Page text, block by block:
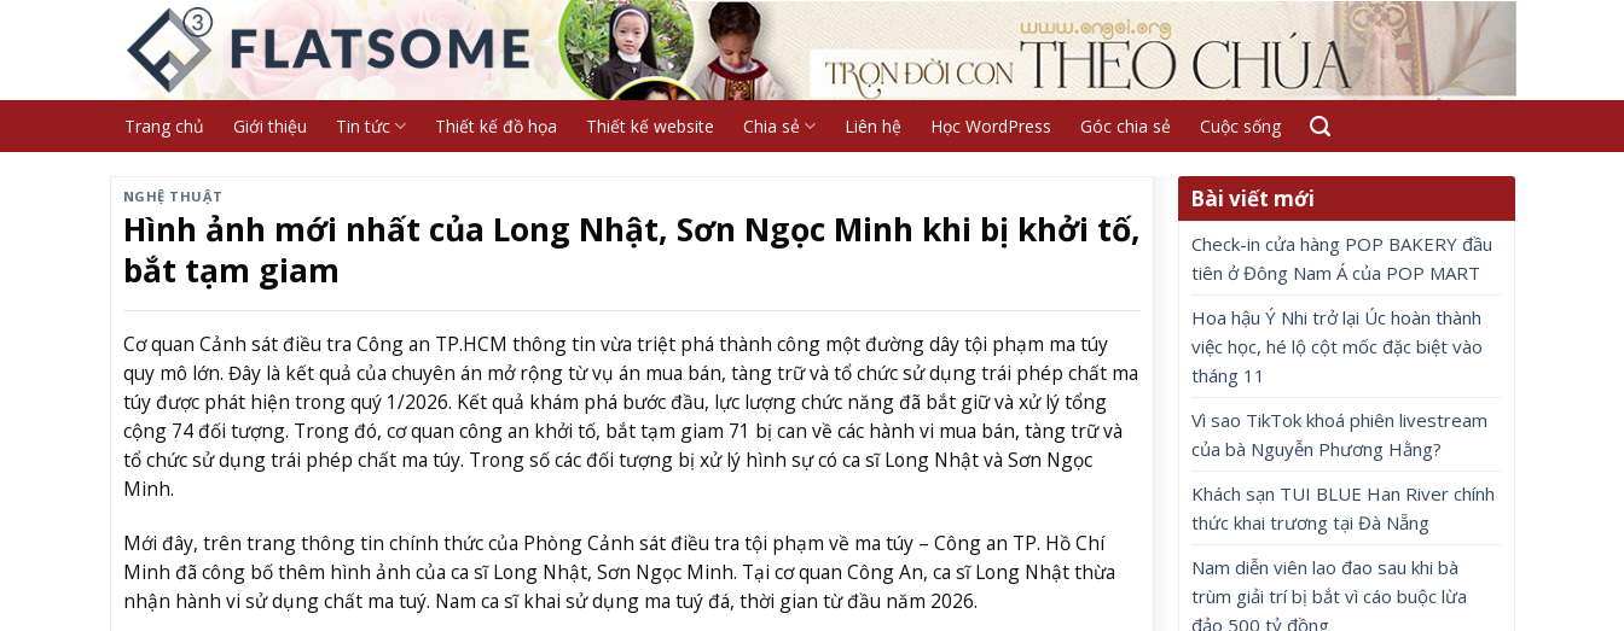
Trang chủ Giới thiệu Tin tức Thiết kế đồ họa Thiết kế website Chia sẻ Liên hệ Học WordPress Góc chia sẻ Cuộc sống
NGHỆ THUẬT
Hình ảnh mới nhất của Long Nhật, Sơn Ngọc Minh khi bị khởi tố,
bắt tạm giam
Cơ quan Cảnh sát điều tra Công an TP.HCM thông tin vừa triệt phá thành công một đường dây tội phạm ma túy
quy mô lớn. Đây là kết quả của chuyên án mở rộng từ vụ án mua bán, tàng trữ và tổ chức sử dụng trái phép chất ma
túy được phát hiện trong quý 1/2026. Kết quả khám phá bước đầu, lực lượng chức năng đã bắt giữ và xử lý tổng
cộng 74 đối tượng. Trong đó, cơ quan công an khởi tố, bắt tạm giam 71 bị can về các hành vi mua bán, tàng trữ và
tổ chức sử dụng trái phép chất ma túy. Trong số các đối tượng bị xử lý hình sự có ca sĩ Long Nhật và Sơn Ngọc
Minh.
Mới đây, trên trang thông tin chính thức của Phòng Cảnh sát điều tra tội phạm về ma túy – Công an TP. Hồ Chí
Minh đã công bố thêm hình ảnh của ca sĩ Long Nhật, Sơn Ngọc Minh. Tại cơ quan Công An, ca sĩ Long Nhật thừa
nhận hành vi sử dụng chất ma tuý. Nam ca sĩ khai sử dụng ma tuý đá, thời gian từ đầu năm 2026.
Bài viết mới
Check-in cửa hàng POP BAKERY đầu
tiên ở Đông Nam Á của POP MART
Hoa hậu Ý Nhi trở lại Úc hoàn thành
việc học, hé lộ cột mốc đặc biệt vào
tháng 11
Vì sao TikTok khoá phiên livestream
của bà Nguyễn Phương Hằng?
Khách sạn TUI BLUE Han River chính
thức khai trương tại Đà Nẵng
Nam diễn viên lao đao sau khi bà
trùm giải trí bị bắt vì cáo buộc lừa
đảo 500 tỷ đồng